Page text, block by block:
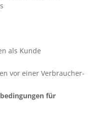
als Kunde
vor einer Verbraucher-
für